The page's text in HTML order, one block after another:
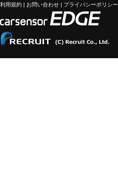
利用規約 | お問い合わせ | プライバシーポリシー